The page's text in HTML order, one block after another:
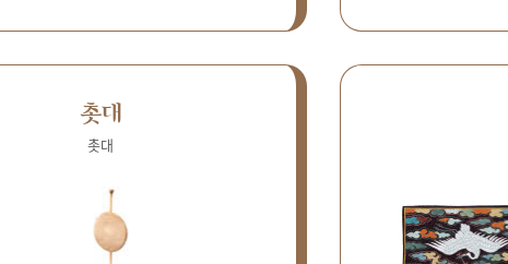
촛대
촛대